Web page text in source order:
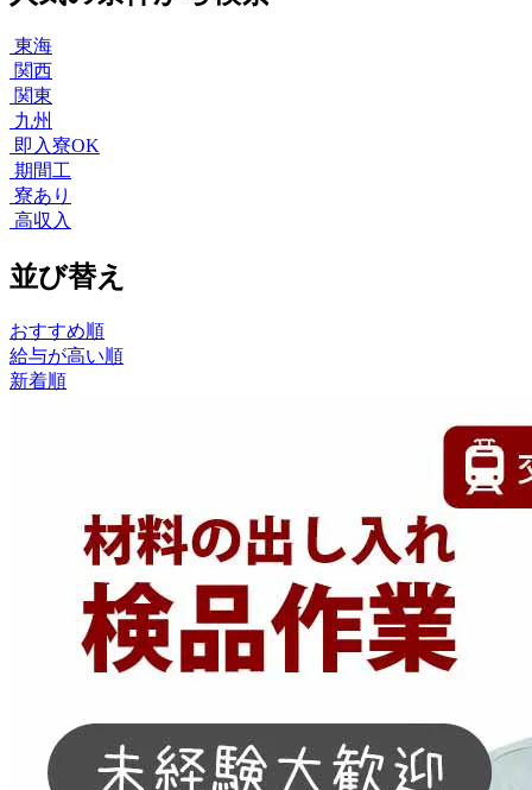
東海
関西
関東
九州
即入寮OK
期間工
寮あり
高収入
並び替え
おすすめ順
給与が高い順
新着順